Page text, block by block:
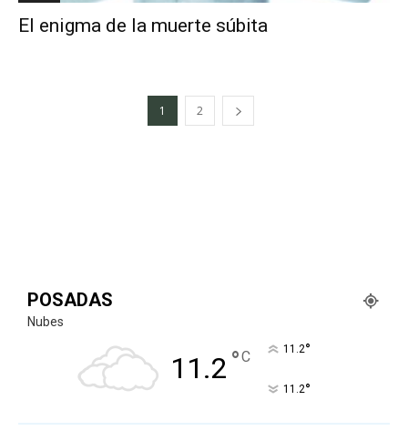
El enigma de la muerte súbita
1 2
POSADAS
Nubes
11.2 °C 11.2°
11.2°